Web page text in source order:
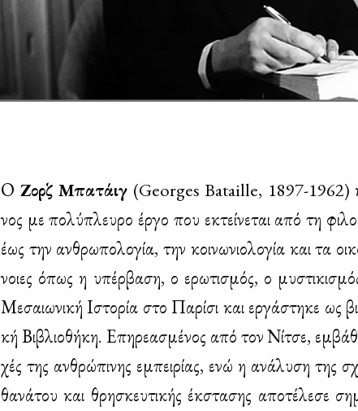
Ο Ζορζ Μπα­τάιγ (Georges Bataille, 1897-1962)
νος με πο­λύ­πλευ­ρο έρ­γο που εκτεί­νε­ται από τη
έως την αν­θρω­πο­λο­γία, την κοι­νω­νιο­λο­γία και τα
νοιες όπως η υπέρ­βα­ση, ο ερω­τι­σμός, ο
Με­σαιω­νι­κή Ιστο­ρία στο Πα­ρί­σι και ερ­γά­στη­κε ως
κή Βι­βλιο­θή­κη. Επη­ρε­α­σμέ­νος από τον Νί­τσε,
χές της αν­θρώ­πι­νης εμπει­ρί­ας, ενώ η ανά­λυ­ση της
θα­νά­του και θρη­σκευ­τι­κής έκ­στα­σης απο­τέ­λε­σε